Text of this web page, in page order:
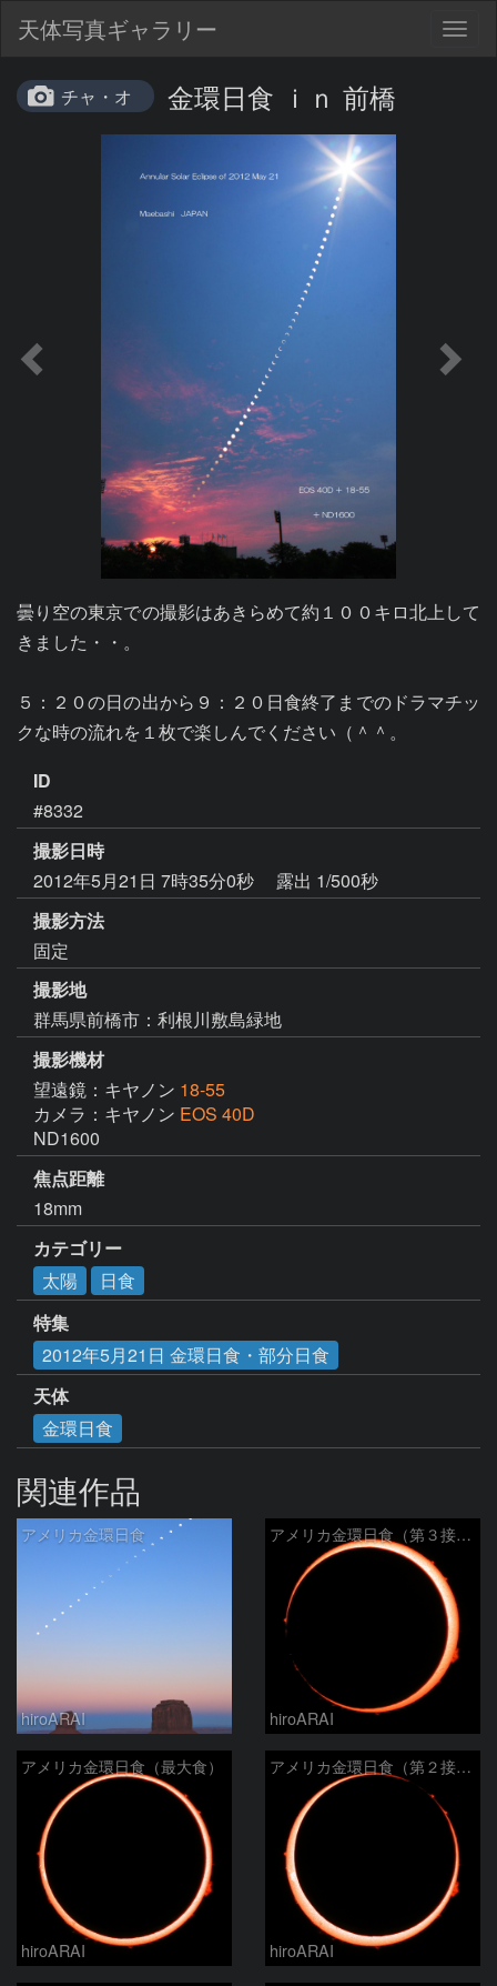
天体写真ギャラリー
チャ・オ 金環日食 ｉｎ 前橋
曇り空の東京での撮影はあきらめて約１００キロ北上して
きました・・。
５：２０の日の出から９：２０日食終了までのドラマチッ
クな時の流れを１枚で楽しんでください（＾＾。
ID
#8332
撮影日時
2012年5月21日 7時35分0秒
露出 1/500秒
撮影方法
固定
撮影地
群馬県前橋市：利根川敷島緑地
撮影機材
望遠鏡：キヤノン 18-55
カメラ：キヤノン EOS 40D
ND1600
焦点距離
18mm
カテゴリー
太陽
日食
特集
2012年5月21日 金環日食・部分日食
天体
金環日食
関連作品
アメリカ金環日食
hiroARAI
アメリカ金環日食（第３接触）
hiroARAI
アメリカ金環日食（最大食）
hiroARAI
アメリカ金環日食（第２接触）
hiroARAI